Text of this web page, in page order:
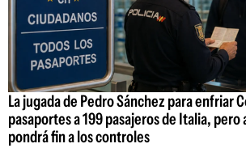
La jugada de Pedro Sánchez para enfriar
pasaportes a 199 pasajeros de Italia, pero
pondrá fin a los controles